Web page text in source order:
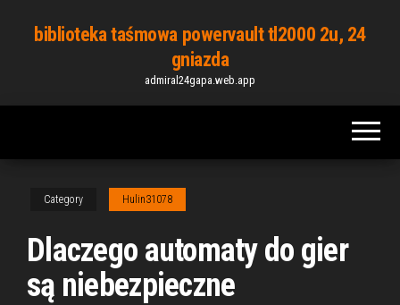
biblioteka taśmowa powervault tl2000 2u, 24
gniazda
admiral24gapa.web.app
Category Hulin31078
Dlaczego automaty do gier
są niebezpieczne